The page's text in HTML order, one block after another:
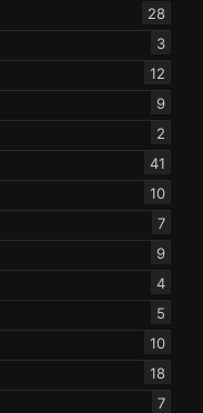
28
3
12
9
2
41
10
7
9
4
5
10
18
7